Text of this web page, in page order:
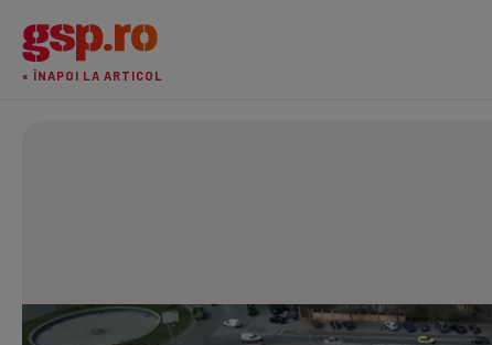
« ÎNAPOI LA ARTICOL